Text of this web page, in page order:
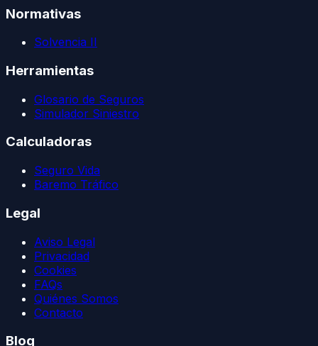
Normativas
Solvencia II
Herramientas
Glosario de Seguros
Simulador Siniestro
Calculadoras
Seguro Vida
Baremo Tráfico
Legal
Aviso Legal
Privacidad
Cookies
FAQs
Quiénes Somos
Contacto
Blog